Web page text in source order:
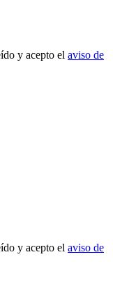
y acepto el aviso de
y acepto el aviso de